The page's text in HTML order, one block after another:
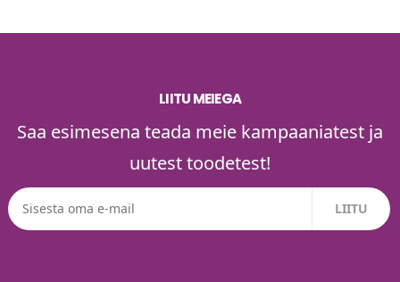
LIITU MEIEGA
Saa esimesena teada meie kampaaniatest ja
uutest toodetest!